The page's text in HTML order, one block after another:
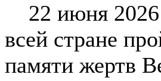
22 июня 2026
всей стране
памяти жертв